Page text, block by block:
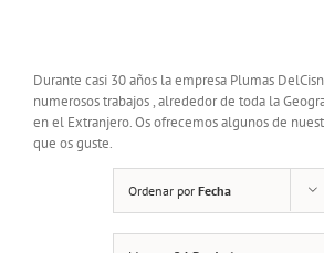
Durante casi 30 años la empresa Plumas
numerosos trabajos , alrededor de toda la
en el Extranjero. Os ofrecemos algunos de
que os guste.
Ordenar por Fecha